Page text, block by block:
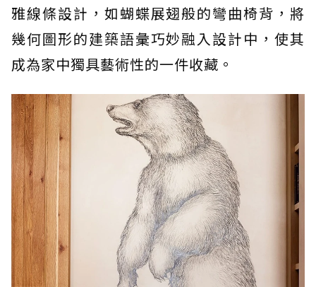
雅線條設計，如蝴蝶展翅般的彎曲椅背，將
幾何圖形的建築語彙巧妙融入設計中，使其
成為家中獨具藝術性的一件收藏。